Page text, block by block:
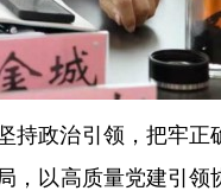
持政治引领，把牢正
以高质量党建引领